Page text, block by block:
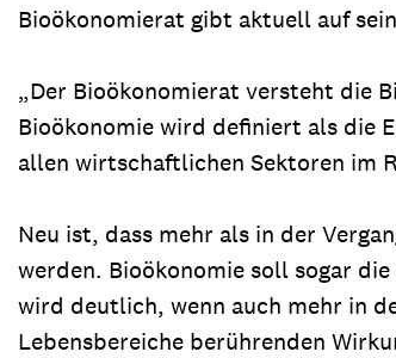
Bioökonomierat gibt aktuell auf
„Der Bioökonomierat versteht die
Bioökonomie wird definiert als die
allen wirtschaftlichen Sektoren im
Neu ist, dass mehr als in der
werden. Bioökonomie soll sogar
wird deutlich, wenn auch mehr in
Lebensbereiche berührenden